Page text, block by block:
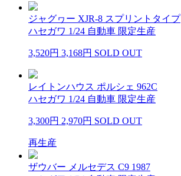
ジャグヮー XJR-8 スプリントタイプ
ハセガワ 1/24 自動車 限定生産
3,520円 3,168円 SOLD OUT
レイトンハウス ポルシェ 962C
ハセガワ 1/24 自動車 限定生産
3,300円 2,970円 SOLD OUT
再生産
ザウバー メルセデス C9 1987